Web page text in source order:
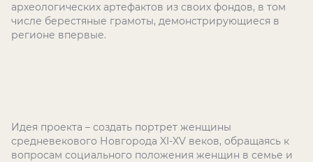
археологических артефактов из своих фондов, в том
числе берестяные грамоты, демонстрирующиеся в
регионе впервые.
Идея проекта – создать портрет женщины
средневекового Новгорода XI-XV веков, обращаясь к
вопросам социального положения женщин в семье и